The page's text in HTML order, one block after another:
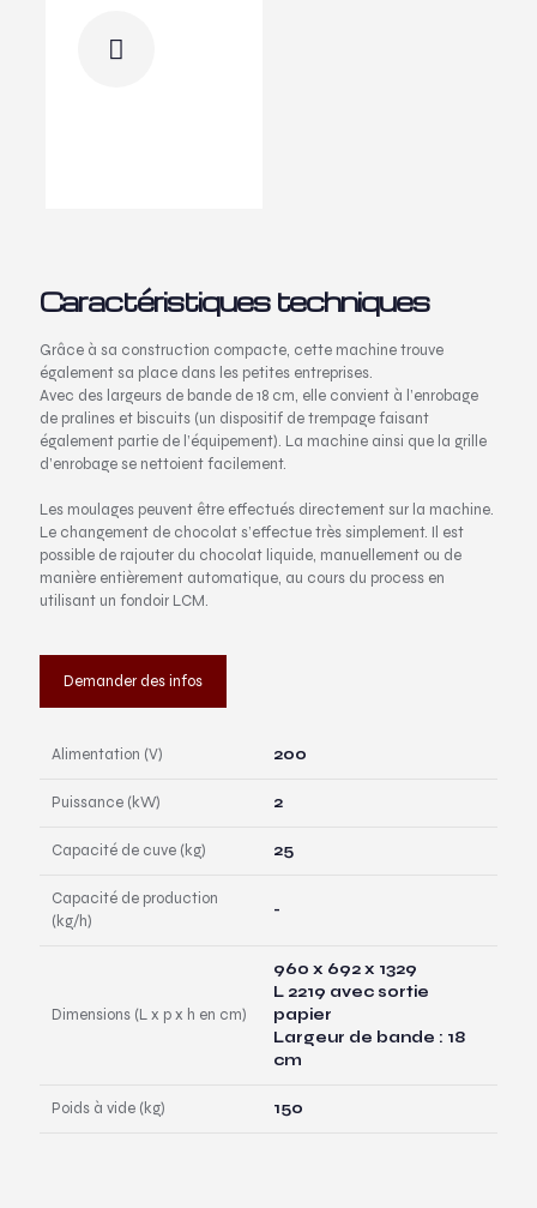
Caractéristiques techniques
Grâce à sa construction compacte, cette machine trouve
également sa place dans les petites entreprises.
Avec des largeurs de bande de 18 cm, elle convient à l’enrobage
de pralines et biscuits (un dispositif de trempage faisant
également partie de l’équipement). La machine ainsi que la grille
d’enrobage se nettoient facilement.
Les moulages peuvent être effectués directement sur la machine.
Le changement de chocolat s’effectue très simplement. Il est
possible de rajouter du chocolat liquide, manuellement ou de
manière entièrement automatique, au cours du process en
utilisant un fondoir LCM.
Demander des infos
Alimentation (V) 200
Puissance (kW) 2
Capacité de cuve (kg) 25
Capacité de production
(kg/h)
-
Dimensions (L x p x h en cm)
960 x 692 x 1329
L 2219 avec sortie
papier
Largeur de bande : 18
cm
Poids à vide (kg) 150